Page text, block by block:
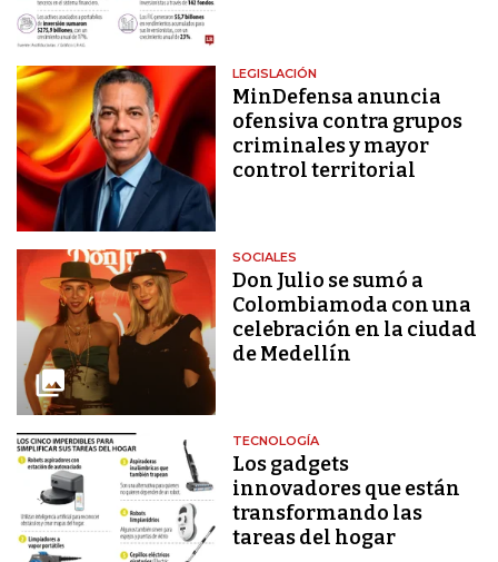
LEGISLACIÓN
MinDefensa anuncia
ofensiva contra grupos
criminales y mayor
control territorial
SOCIALES
Don Julio se sumó a
Colombiamoda con una
celebración en la ciudad
de Medellín
TECNOLOGÍA
Los gadgets
innovadores que están
transformando las
tareas del hogar